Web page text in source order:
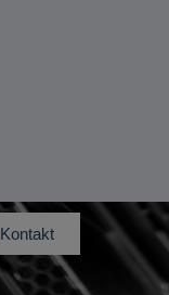
Kontakt